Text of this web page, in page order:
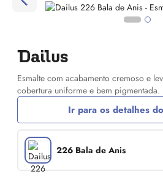
Esmalte com acabamento cremoso e
cobertura uniforme e bem pigmentada.
Ir para os detalhes
226 Bala de Anis